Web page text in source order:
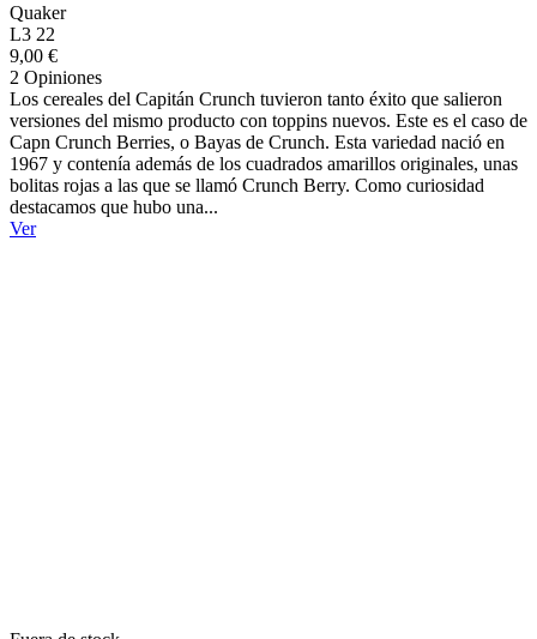
Quaker
L3 22
9,00 €
2 Opiniones
Los cereales del Capitán Crunch tuvieron tanto éxito que salieron
versiones del mismo producto con toppins nuevos. Este es el caso de
Capn Crunch Berries, o Bayas de Crunch. Esta variedad nació en
1967 y contenía además de los cuadrados amarillos originales, unas
bolitas rojas a las que se llamó Crunch Berry. Como curiosidad
destacamos que hubo una...
Ver